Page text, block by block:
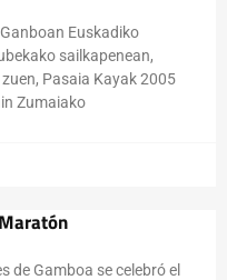
Euskadiko
sailkapenean,
Pasaia Kayak 2005
Zumaiako
de Gamboa se celebró el